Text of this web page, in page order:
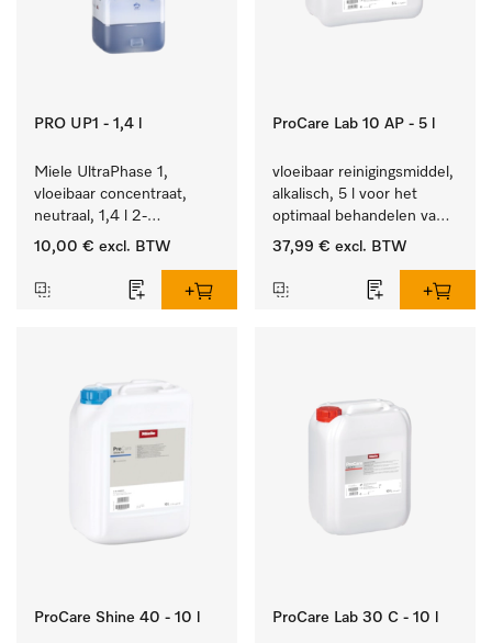
PRO UP1 - 1,4 l
Miele UltraPhase 1,
vloeibaar concentraat,
neutraal, 1,4 l 2-
componentenwasmiddel
wasgoed.
10,00 € excl. BTW
ProCare Lab 10 AP - 5 l
vloeibaar reinigingsmiddel,
alkalisch, 5 l voor het
optimaal behandelen van
laboratoriumhulpstukken.
37,99 € excl. BTW
ProCare Shine 40 - 10 l ProCare Lab 30 C - 10 l